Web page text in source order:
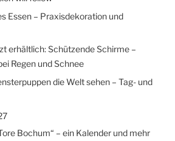
Essen – Praxisdekoration und
erhältlich: Schützende Schirme –
Regen und Schnee
die Welt sehen – Tag- und
Bochum“ – ein Kalender und mehr